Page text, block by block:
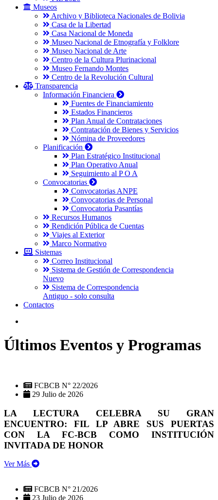
Museos
Archivo y Biblioteca Nacionales de Bolivia
Casa de la Libertad
Casa Nacional de Moneda
Museo Nacional de Etnografía y Folklore
Museo Nacional de Arte
Centro de la Cultura Plurinacional
Museo Fernando Montes
Centro de la Revolución Cultural
Transparencia
Información Financiera
Fuentes de Financiamiento
Estados Financieros
Plan Anual de Contrataciones
Contratación de Bienes y Servicios
Nómina de Proveedores
Planificación
Plan Estratégico Institucional
Plan Operativo Anual
Seguimiento al P O A
Convocatorias
Convocatorias ANPE
Convocatorias de Personal
Convocatoria Pasantías
Recursos Humanos
Rendición Pública de Cuentas
Viajes al Exterior
Marco Normativo
Sistemas
Correo Institucional
Sistema de Gestión de Correspondencia
Nuevo
Sistema de Correspondencia
Antiguo - solo consulta
Contactos
Últimos Eventos y Programas
FCBCB N° 22/2026
29 Julio de 2026
LA LECTURA CELEBRA SU GRAN
ENCUENTRO: FIL LP ABRE SUS PUERTAS
CON LA FC-BCB COMO INSTITUCIÓN
INVITADA DE HONOR
Ver Más
FCBCB N° 21/2026
23 Julio de 2026